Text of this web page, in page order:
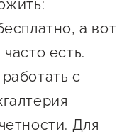
а вот
есть.
с
Для